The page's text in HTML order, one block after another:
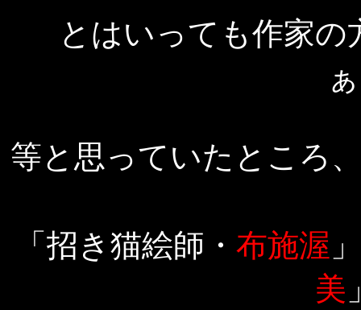
とはいっても作家
等と思っていたところ
「招き猫絵師・ 布施渥
美